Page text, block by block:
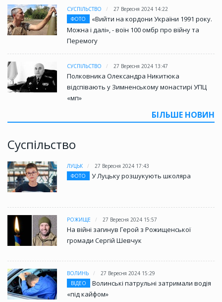
СУСПІЛЬСТВО
27 Вересня 2024 14:22
ФОТО
«Вийти на кордони України 1991 року.
Можна і далі», - воїн 100 омбр про війну та
Перемогу
СУСПІЛЬСТВО 27 Вересня 2024 13:47
Полковника Олександра Никитюка
відспівають у Зимненському монастирі УПЦ
«мп»
БІЛЬШЕ НОВИН
Суспільство
ЛУЦЬК
27 Вересня 2024 17:43
ФОТО
У Луцьку розшукують школяра
РОЖИЩЕ 27 Вересня 2024 15:57
На війні загинув Герой з Рожищенської
громади Сергій Шевчук
ВОЛИНЬ
27 Вересня 2024 15:29
ВІДЕО
Волинські патрульні затримали водія
«під кайфом»